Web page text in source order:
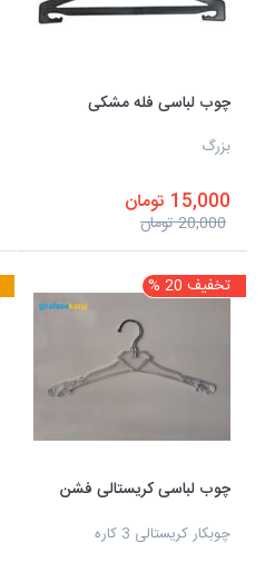
چوب لباسی فله مشکی
بزرگ
15,000 تومان
20,000 تومان
تخفیف 20 %
چوب لباسی کریستالی فشن
چوبکار کریستالی 3 کاره